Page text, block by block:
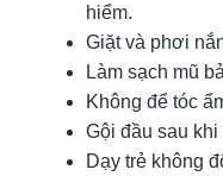
hiểm.
Giặt và phơi
Làm sạch mũ
Không để tóc
Gội đầu sau
Dạy trẻ không